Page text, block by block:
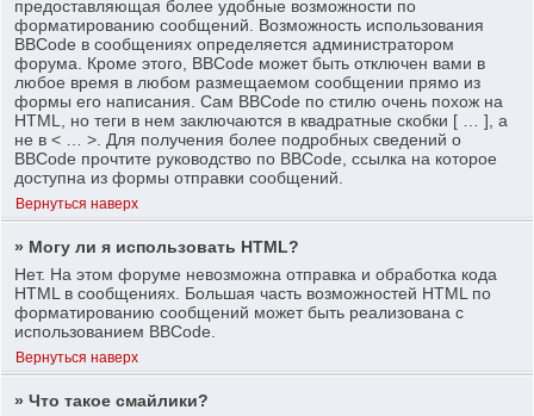
предоставляющая более удобные возможности по
форматированию сообщений. Возможность использования
BBCode в сообщениях определяется администратором
форума. Кроме этого, BBCode может быть отключен вами в
любое время в любом размещаемом сообщении прямо из
формы его написания. Сам BBCode по стилю очень похож на
HTML, но теги в нем заключаются в квадратные скобки [ … ], а
не в < … >. Для получения более подробных сведений о
BBCode прочтите руководство по BBCode, ссылка на которое
доступна из формы отправки сообщений.
Вернуться наверх
» Могу ли я использовать HTML?
Нет. На этом форуме невозможна отправка и обработка кода
HTML в сообщениях. Большая часть возможностей HTML по
форматированию сообщений может быть реализована с
использованием BBCode.
Вернуться наверх
» Что такое смайлики?